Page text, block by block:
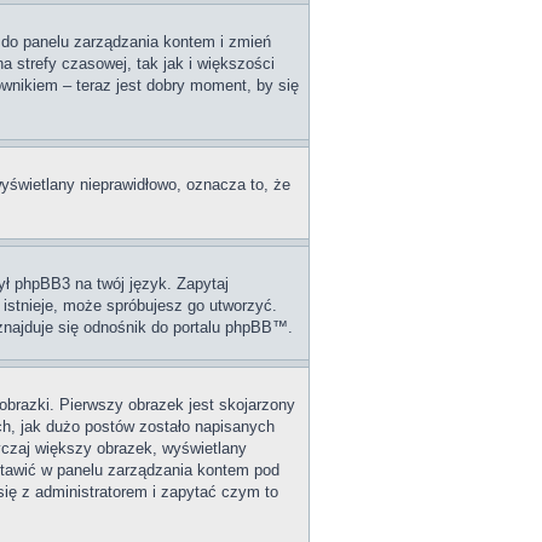
panelu zarządzania kontem i zmień
strefy czasowej, tak jak i większości
– teraz jest dobry moment, by się
nieprawidłowo, oznacza to, że
phpBB3 na twój język. Zapytaj
może spróbujesz go utworzyć.
się odnośnik do portalu phpBB™.
Pierwszy obrazek jest skojarzony
jak dużo postów zostało napisanych
większy obrazek, wyświetlany
w panelu zarządzania kontem pod
z administratorem i zapytać czym to